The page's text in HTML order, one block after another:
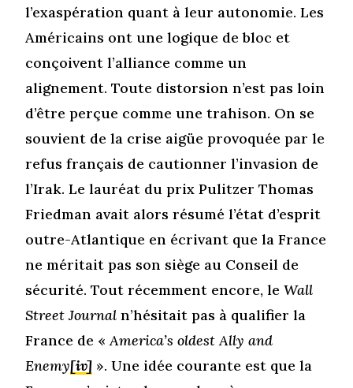
l’exaspération quant à leur autonomie. Les
Américains ont une logique de bloc et
conçoivent l’alliance comme un
alignement. Toute distorsion n’est pas loin
d’être perçue comme une trahison. On se
souvient de la crise aigüe provoquée par le
refus français de cautionner l’invasion de
l’Irak. Le lauréat du prix Pulitzer Thomas
Friedman avait alors résumé l’état d’esprit
outre-Atlantique en écrivant que la France
ne méritait pas son siège au Conseil de
sécurité. Tout récemment encore, leWall
Street Journal n’hésitait pas à qualifier la
France de «America’s oldest Ally and
Enemy[iv] ». Une idée courante est que la